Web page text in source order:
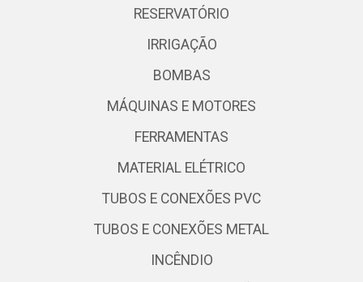
RESERVATÓRIO
IRRIGAÇÃO
BOMBAS
MÁQUINAS E MOTORES
FERRAMENTAS
MATERIAL ELÉTRICO
TUBOS E CONEXÕES PVC
TUBOS E CONEXÕES METAL
INCÊNDIO